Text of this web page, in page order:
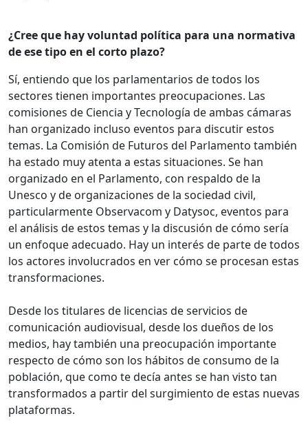
¿Cree que hay voluntad política para una normativa
de ese tipo en el corto plazo?
Sí, entiendo que los parlamentarios de todos los
sectores tienen importantes preocupaciones. Las
comisiones de Ciencia y Tecnología de ambas cámaras
han organizado incluso eventos para discutir estos
temas. La Comisión de Futuros del Parlamento también
ha estado muy atenta a estas situaciones. Se han
organizado en el Parlamento, con respaldo de la
Unesco y de organizaciones de la sociedad civil,
particularmente Observacom y Datysoc, eventos para
el análisis de estos temas y la discusión de cómo sería
un enfoque adecuado. Hay un interés de parte de todos
los actores involucrados en ver cómo se procesan estas
transformaciones.
Desde los titulares de licencias de servicios de
comunicación audiovisual, desde los dueños de los
medios, hay también una preocupación importante
respecto de cómo son los hábitos de consumo de la
población, que como te decía antes se han visto tan
transformados a partir del surgimiento de estas nuevas
plataformas.